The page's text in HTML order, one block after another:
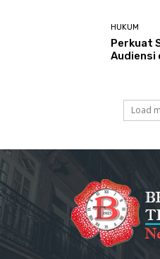
HUKUM
Perkuat
Audiensi
Load